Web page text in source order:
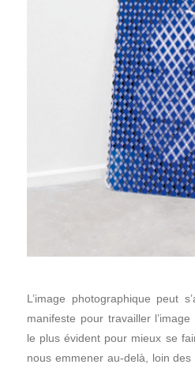
L’image photographique peut
manifeste pour travailler
le plus évident pour mieux se
nous emmener au-delà, loin des